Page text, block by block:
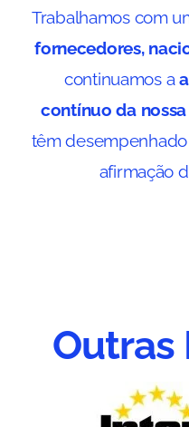
Trabalhamos com
fornecedores,
continuamos a
contínuo da
têm
afirmação
Outras